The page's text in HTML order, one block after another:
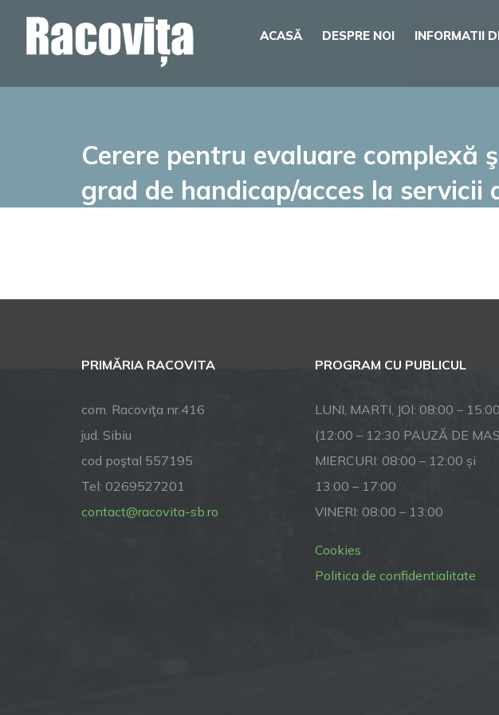
ACASĂ DESPRE NOI INFORMATII
Cerere pentru evaluare
grad de handicap/acces la
PRIMĂRIA RACOVITA
com. Racoviţa nr.416
jud. Sibiu
cod poştal 557195
Tel: 0269527201
contact@racovita-sb.ro
PROGRAM CU PUBLICUL
LUNI, MARTI, JOI: 08:00 – 15:00
(12:00 – 12:30 PAUZĂ DE
MIERCURI: 08:00 – 12:00 și
13:00 – 17:00
VINERI: 08:00 – 13:00
Cookies
Politica de confidentialitate